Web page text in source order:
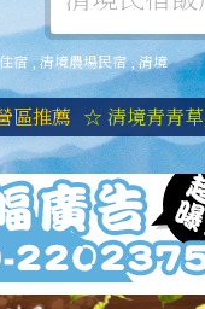
宿,清境農場民宿, 清境
區推薦 ☆ 清境青青